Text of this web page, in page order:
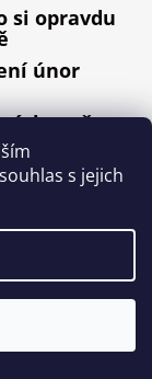
s jejich
si opravdu
únor
změn,
práva